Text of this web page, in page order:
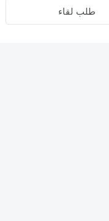
طلب لقاء